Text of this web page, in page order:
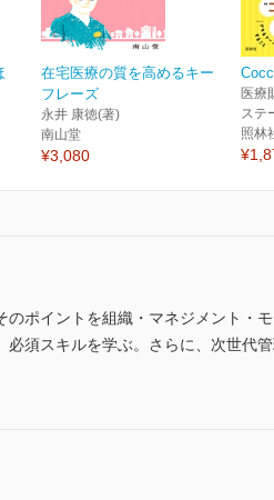
在宅医療の質を高めるキー
フレーズ
永井 康徳(著)
南山堂
¥3,080
医療
ステ
照林
ポイントを組織・マネジメント・
須スキルを学ぶ。さらに、次世代